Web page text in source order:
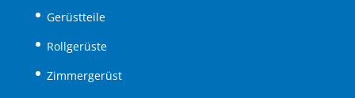
Gerüstteile
Rollgerüste
Zimmergerüst